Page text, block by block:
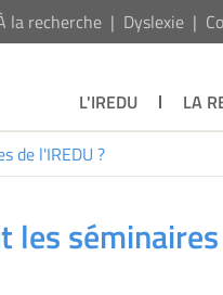
la recherche Dyslexie
L'IREDU LA
de l'IREDU ?
les séminaires